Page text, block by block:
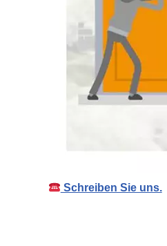
Schreiben Sie uns.